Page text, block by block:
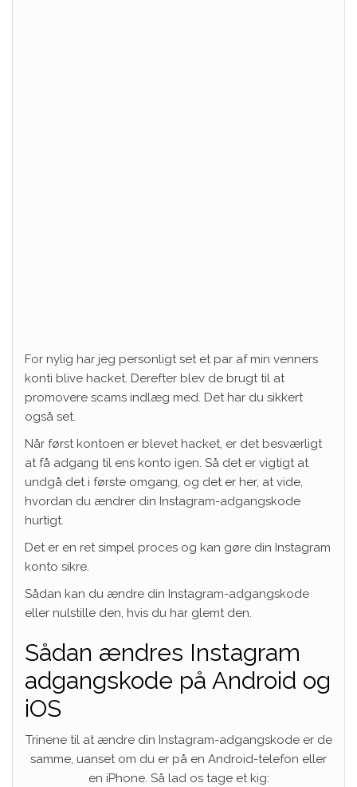
For nylig har jeg personligt set et par af min venners
konti blive hacket. Derefter blev de brugt til at
promovere scams indlæg med. Det har du sikkert
også set.
Når først kontoen er blevet hacket, er det besværligt
at få adgang til ens konto igen. Så det er vigtigt at
undgå det i første omgang, og det er her, at vide,
hvordan du ændrer din Instagram-adgangskode
hurtigt.
Det er en ret simpel proces og kan gøre din Instagram
konto sikre.
Sådan kan du ændre din Instagram-adgangskode
eller nulstille den, hvis du har glemt den.
Sådan ændres Instagram
adgangskode på Android og
iOS
Trinene til at ændre din Instagram-adgangskode er de
samme, uanset om du er på en Android-telefon eller
en iPhone. Så lad os tage et kig: